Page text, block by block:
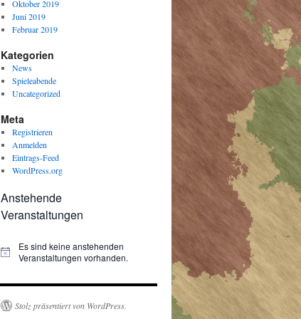
Oktober 2019
Juni 2019
Februar 2019
Kategorien
News
Spieleabende
Uncategorized
Meta
Registrieren
Anmelden
Eintrags-Feed
WordPress.org
Anstehende
Veranstaltungen
Hinweis
Es sind keine anstehenden
Veranstaltungen vorhanden.
Stolz präsentiert von WordPress.